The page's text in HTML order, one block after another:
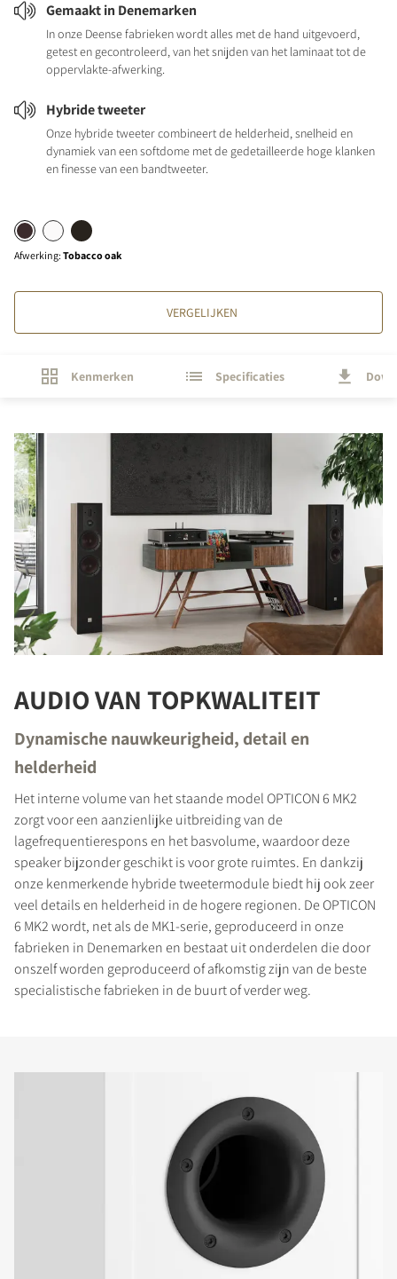
Gemaakt in Denemarken
In onze Deense fabrieken wordt alles met de hand uitgevoerd,
getest en gecontroleerd, van het snijden van het laminaat tot de
oppervlakte-afwerking.
Hybride tweeter
Onze hybride tweeter combineert de helderheid, snelheid en
dynamiek van een softdome met de gedetailleerde hoge klanken
en finesse van een bandtweeter.
Afwerking: Tobacco oak
VERGELIJKEN
Kenmerken Specificaties
AUDIO VAN TOPKWALITEIT
Dynamische nauwkeurigheid, detail en
helderheid
Het interne volume van het staande model OPTICON 6 MK2
zorgt voor een aanzienlijke uitbreiding van de
lagefrequentierespons en het basvolume, waardoor deze
speaker bijzonder geschikt is voor grote ruimtes. En dankzij
onze kenmerkende hybride tweetermodule biedt hij ook zeer
veel details en helderheid in de hogere regionen. De OPTICON
6 MK2 wordt, net als de MK1-serie, geproduceerd in onze
fabrieken in Denemarken en bestaat uit onderdelen die door
onszelf worden geproduceerd of afkomstig zijn van de beste
specialistische fabrieken in de buurt of verder weg.